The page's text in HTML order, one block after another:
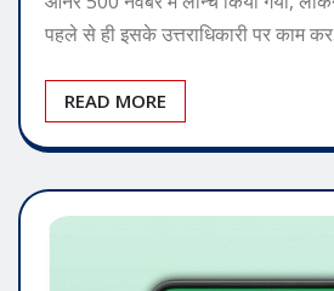
पहले से ही इसके उत्तराधिकारी पर काम कर…
READ MORE